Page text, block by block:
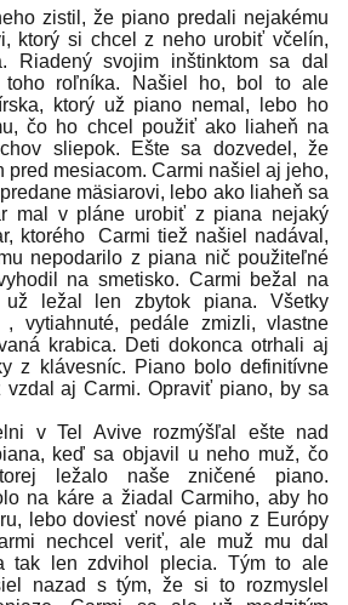
zistil, že piano predali nejakému
ktorý si chcel z neho urobiť včelín,
Riadený svojim inštinktom sa dal
toho roľníka. Našiel ho, bol to ale
ktorý už piano nemal, lebo ho
čo ho chcel použiť ako liaheň na
sliepok. Ešte sa dozvedel, že
pred mesiacom. Carmi našiel aj jeho,
mäsiarovi, lebo ako liaheň sa
mal v pláne urobiť z piana nejaký
ktorého Carmi tiež našiel nadával,
nepodarilo z piana nič použiteľné
na smetisko. Carmi bežal na
už ležal len zbytok piana. Všetky
, vytiahnuté, pedále zmizli, vlastne
krabica. Deti dokonca otrhali aj
z klávesníc. Piano bolo definitívne
vzdal aj Carmi. Opraviť piano, by sa
Tel Avive rozmýšľal ešte nad
keď sa objavil u neho muž, čo
ležalo naše zničené piano.
na káre a žiadal Carmiho, aby ho
lebo doviesť nové piano z Európy
nechcel veriť, ale muž mu dal
len zdvihol plecia. Tým to ale
nazad s tým, že si to rozmyslel